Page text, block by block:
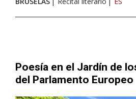
Poesía en el Jardín de
del Parlamento Europeo